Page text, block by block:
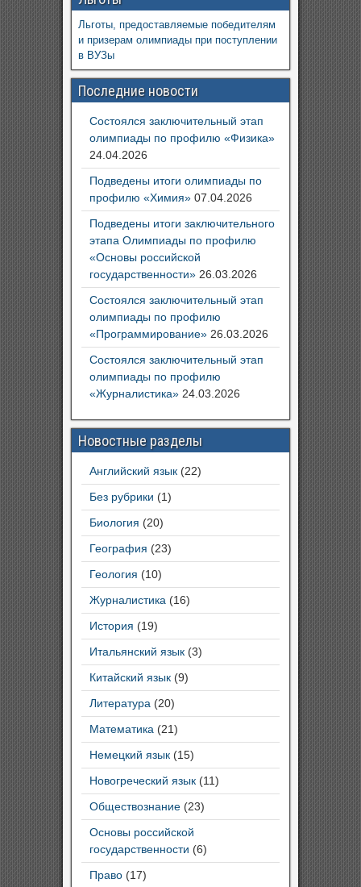
Льготы, предоставляемые победителям
и призерам олимпиады при поступлении
в ВУЗы
Последние новости
Состоялся заключительный этап
олимпиады по профилю «Физика»
24.04.2026
Подведены итоги олимпиады по
профилю «Химия» 07.04.2026
Подведены итоги заключительного
этапа Олимпиады по профилю
«Основы российской
государственности» 26.03.2026
Состоялся заключительный этап
олимпиады по профилю
«Программирование» 26.03.2026
Состоялся заключительный этап
олимпиады по профилю
«Журналистика» 24.03.2026
Новостные разделы
Английский язык (22)
Без рубрики (1)
Биология (20)
География (23)
Геология (10)
Журналистика (16)
История (19)
Итальянский язык (3)
Китайский язык (9)
Литература (20)
Математика (21)
Немецкий язык (15)
Новогреческий язык (11)
Обществознание (23)
Основы российской
государственности (6)
Право (17)